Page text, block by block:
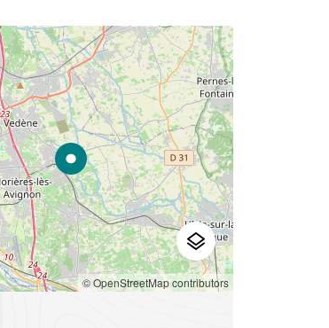
© OpenStreetMap contributors